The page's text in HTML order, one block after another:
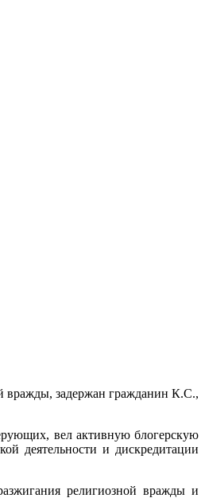
вражды, задержан гражданин К.С.,
вел активную блогерскую
деятельности и дискредитации
религиозной вражды и